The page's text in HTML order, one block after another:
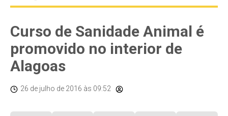
Curso de Sanidade Animal é
promovido no interior de
Alagoas
26 de julho de 2016 às 09:52